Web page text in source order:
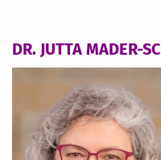
DR. JUTTA MADER-